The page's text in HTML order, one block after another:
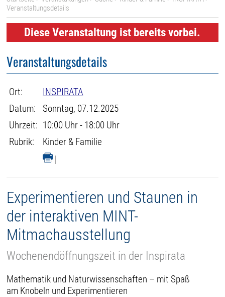
Veranstaltungsdetails
Diese Veranstaltung ist bereits vorbei.
Veranstaltungsdetails
Ort:
INSPIRATA
Datum:
Sonntag, 07.12.2025
Uhrzeit: 10:00 Uhr - 18:00 Uhr
Rubrik:
Kinder & Familie
|
Experimentieren und Staunen in
der interaktiven MINT-
Mitmachausstellung
Wochenendöffnungszeit in der Inspirata
Mathematik und Naturwissenschaften – mit Spaß
am Knobeln und Experimentieren